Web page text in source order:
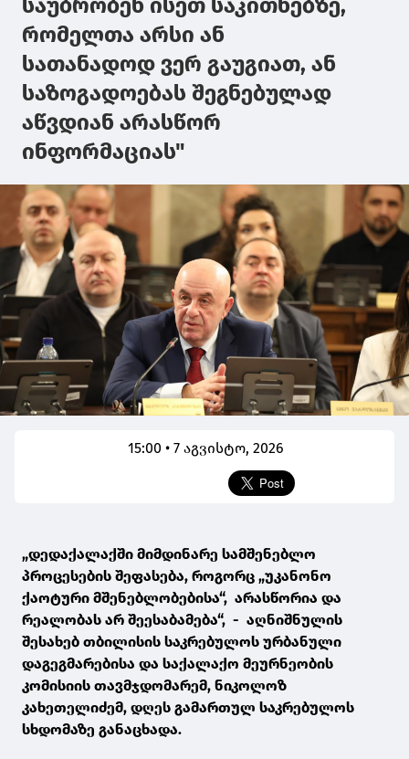
საუბრობენ ისეთ საკითხებზე,
რომელთა არსი ან
სათანადოდ ვერ გაუგიათ, ან
საზოგადოებას შეგნებულად
აწვდიან არასწორ
ინფორმაციას"
15:00 • 7 აგვისტო, 2026
„დედაქალაქში მიმდინარე სამშენებლო
პროცესების შეფასება, როგორც „უკანონო
ქაოტური მშენებლობებისა“, არასწორია და
რეალობას არ შეესაბამება“, - აღნიშნულის
შესახებ თბილისის საკრებულოს ურბანული
დაგეგმარებისა და საქალაქო მეურნეობის
კომისიის თავმჯდომარემ, ნიკოლოზ
კახეთელიძემ, დღეს გამართულ საკრებულოს
სხდომაზე განაცხადა.